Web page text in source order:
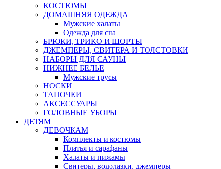
КОСТЮМЫ
ДОМАШНЯЯ ОДЕЖДА
Мужские халаты
Одежда для сна
БРЮКИ, ТРИКО И ШОРТЫ
ДЖЕМПЕРЫ, СВИТЕРА И ТОЛСТОВКИ
НАБОРЫ ДЛЯ САУНЫ
НИЖНЕЕ БЕЛЬЕ
Мужские трусы
НОСКИ
ТАПОЧКИ
АКСЕССУАРЫ
ГОЛОВНЫЕ УБОРЫ
ДЕТЯМ
ДЕВОЧКАМ
Комплекты и костюмы
Платья и сарафаны
Халаты и пижамы
Свитеры, водолазки, джемперы